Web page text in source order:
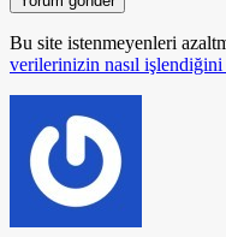
Bu site istenmeyenleri
verilerinizin nasıl